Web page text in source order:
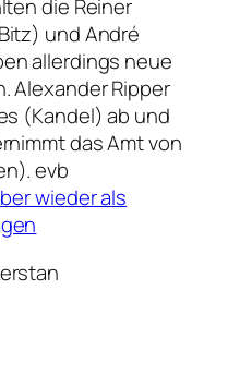
die Reiner
und André
allerdings neue
Alexander Ripper
(Kandel) ab und
das Amt von
evb
wieder als